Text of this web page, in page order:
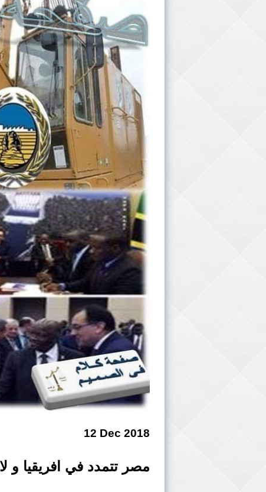
12 Dec 2018
مصر تتمدد في افريقيا و